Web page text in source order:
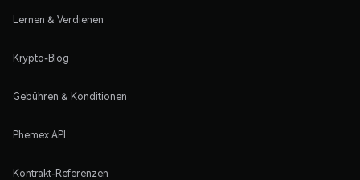
Lernen & Verdienen
Krypto-Blog
Gebühren & Konditionen
Phemex API
Kontrakt-Referenzen